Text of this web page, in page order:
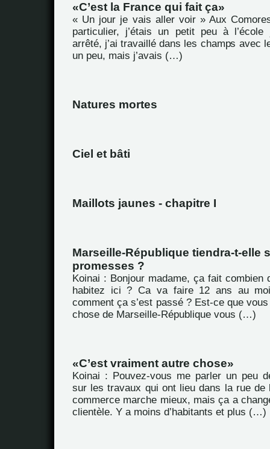
C’est la France qui fait ça
« Un jour je vais aller voir » Aux
particulier, j’étais un petit peu à l’école
arrêté, j’ai travaillé dans les champs avec
un peu, mais j’avais (…)
Natures mortes
Ciel et bâti
Maillots jaunes - chapitre I
Marseille-République tiendra-t-elle
promesses ?
Koinai : Bonjour madame, ça fait combien
habitez ici ? Ca va faire 12 ans au
comment ça s’est passé ? Est-ce que
chose de Marseille-République vous (…)
C’est vraiment autre chose
Koinai : Pouvez-vous me parler un peu
sur les travaux qui ont lieu dans la rue de
commerce marche mieux, mais ça a
clientèle. Y a moins d’habitants et plus (…)